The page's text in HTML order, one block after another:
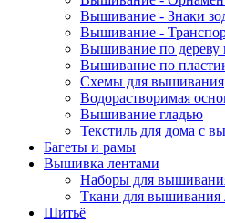
Вышивание - Знаки
Вышивание -
Вышивание по дереву
Вышивание по
Схемы для вышивания
Водорастворимая
Вышивание гладью
Текстиль для дома с
Багеты и рамы
Вышивка лентами
Наборы для
Ткани для вышивания
Шитьё